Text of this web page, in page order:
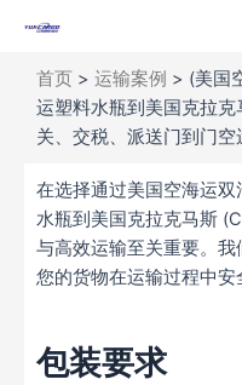
首页 > 运输案例 > (美国
运塑料水瓶到美国克拉
关、交税、派送门到门
在选择通过美国空海运
水瓶到美国克拉克马斯
与高效运输至关重要。
您的货物在运输过程中安
包装要求